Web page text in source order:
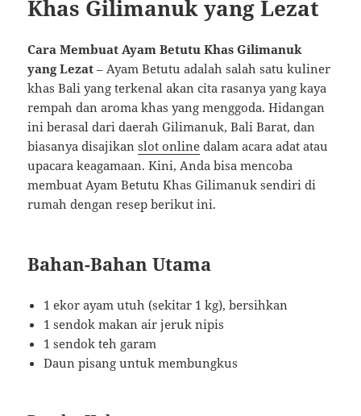
Khas Gilimanuk yang Lezat
Cara Membuat Ayam Betutu Khas Gilimanuk
yang Lezat – Ayam Betutu adalah salah satu kuliner
khas Bali yang terkenal akan cita rasanya yang kaya
rempah dan aroma khas yang menggoda. Hidangan
ini berasal dari daerah Gilimanuk, Bali Barat, dan
biasanya disajikanslot online dalam acara adat atau
upacara keagamaan. Kini, Anda bisa mencoba
membuat Ayam Betutu Khas Gilimanuk sendiri di
rumah dengan resep berikut ini.
Bahan-Bahan Utama
1 ekor ayam utuh (sekitar 1 kg), bersihkan
1 sendok makan air jeruk nipis
1 sendok teh garam
Daun pisang untuk membungkus